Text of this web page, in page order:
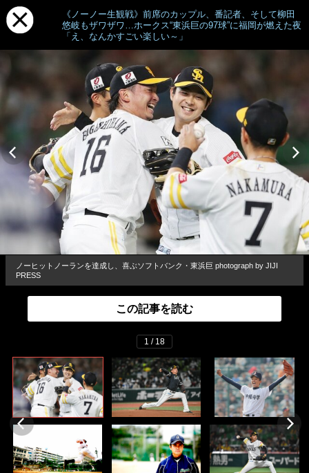
《ノーノー生観戦》前席のカップル、番記者、そして柳田
悠岐もザワザワ…ホークス“東浜巨の97球”に福岡が燃えた夜
「え、なんかすごい楽しい～」
ノーヒットノーランを達成し、喜ぶソフトバンク・東浜巨 photograph by JIJI
PRESS
この記事を読む
1 / 18